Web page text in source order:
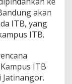
akan
ITB, yang
ITB.
ITB